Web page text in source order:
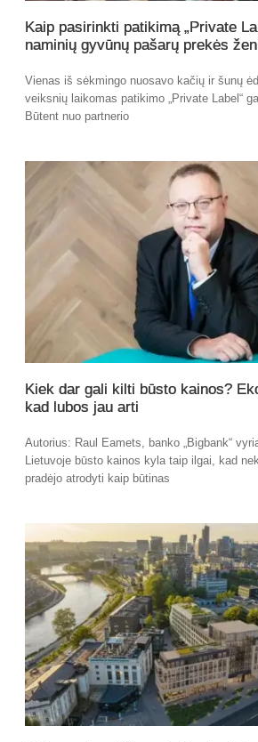
Kaip pasirinkti patikimą „Private
naminių gyvūnų pašarų prekės
Vienas iš sėkmingo nuosavo kačių ir šunų
veiksnių laikomas patikimo „Private Label“
Būtent nuo partnerio
Kiek dar gali kilti būsto kainos?
kad lubos jau arti
Autorius: Raul Eamets, banko „Bigbank“
Lietuvoje būsto kainos kyla taip ilgai, kad
pradėjo atrodyti kaip būtinas